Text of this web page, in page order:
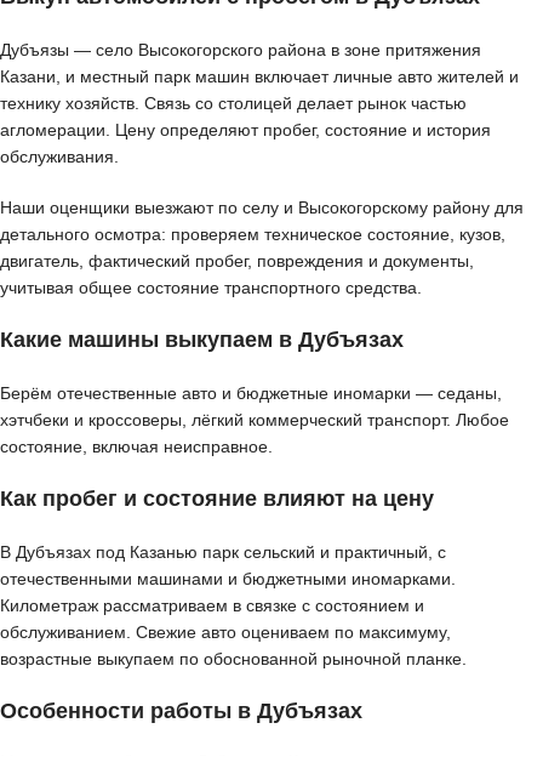
Дубъязы — село Высокогорского района в зоне притяжения
Казани, и местный парк машин включает личные авто жителей и
технику хозяйств. Связь со столицей делает рынок частью
агломерации. Цену определяют пробег, состояние и история
обслуживания.
Наши оценщики выезжают по селу и Высокогорскому району для
детального осмотра: проверяем техническое состояние, кузов,
двигатель, фактический пробег, повреждения и документы,
учитывая общее состояние транспортного средства.
Какие машины выкупаем в Дубъязах
Берём отечественные авто и бюджетные иномарки — седаны,
хэтчбеки и кроссоверы, лёгкий коммерческий транспорт. Любое
состояние, включая неисправное.
Как пробег и состояние влияют на цену
В Дубъязах под Казанью парк сельский и практичный, с
отечественными машинами и бюджетными иномарками.
Километраж рассматриваем в связке с состоянием и
обслуживанием. Свежие авто оцениваем по максимуму,
возрастные выкупаем по обоснованной рыночной планке.
Особенности работы в Дубъязах